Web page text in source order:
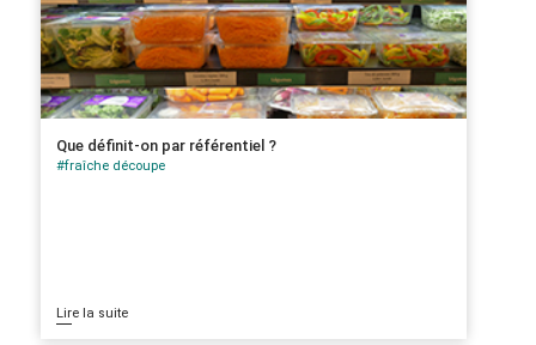
Que définit-on par référentiel ?
#fraîche découpe
Lire la suite